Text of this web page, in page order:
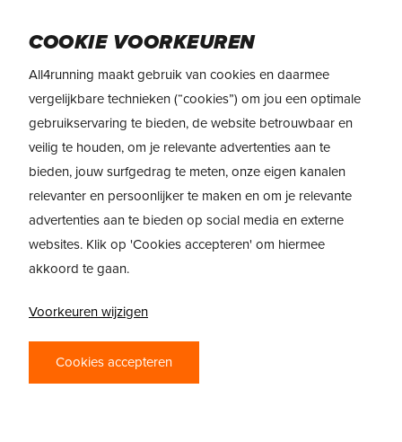
main
content
LOOPSCHEMA’S
ALLES OVER TRAINEN
COOKIE VOORKEUREN
All4running maakt gebruik van cookies en daarmee
vergelijkbare technieken (“cookies”) om jou een optimale
gebruikservaring te bieden, de website betrouwbaar en
veilig te houden, om je relevante advertenties aan te
bieden, jouw surfgedrag te meten, onze eigen kanalen
relevanter en persoonlijker te maken en om je relevante
advertenties aan te bieden op social media en externe
websites. Klik op 'Cookies accepteren' om hiermee
akkoord te gaan.
Voorkeuren wijzigen
Cookies accepteren